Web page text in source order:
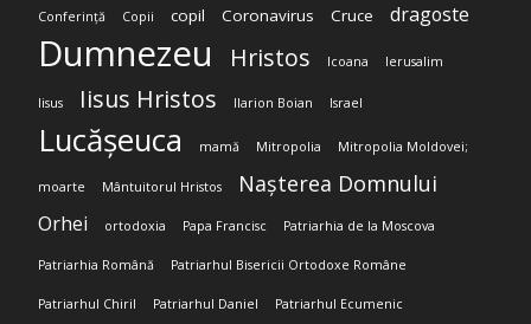
Conferință Copii copil Coronavirus Cruce dragoste
Dumnezeu Hristos Icoana Ierusalim
Iisus Iisus Hristos Ilarion Boian Israel
Lucășeuca mamă Mitropolia Mitropolia Moldovei;
moarte Mântuitorul Hristos Nașterea Domnului
Orhei ortodoxia Papa Francisc Patriarhia de la Moscova
Patriarhia Română Patriarhul Bisericii Ortodoxe Române
Patriarhul Chiril Patriarhul Daniel Patriarhul Ecumenic